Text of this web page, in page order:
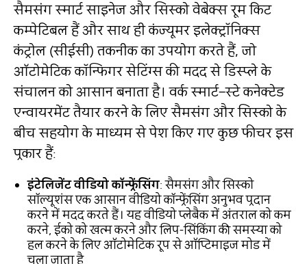
सैमसंग स्मार्ट साइनेज और सिस्को वेबेक्स रूम किट
कम्पेटिबल हैं और साथ ही कंज्यूमर इलेक्ट्रॉनिक्स
कंट्रोल (सीईसी) तकनीक का उपयोग करते हैं, जो
ऑटोमेटिक कॉन्फिगर सेटिंग्स की मदद से डिस्प्ले के
संचालन को आसान बनाता है। वर्क स्मार्ट–स्टे कनेक्टेड
एन्वायरमेंट तैयार करने के लिए सैमसंग और सिस्को के
बीच सहयोग के माध्यम से पेश किए गए कुछ फीचर इस
प्रकार हैं:
इंटेलिजेंट वीडियो कॉन्फ्रेंसिंग: सैमसंग और सिस्को
सॉल्यूशंस एक आसान वीडियो कॉन्फ्रेंसिंग अनुभव प्रदान
करने में मदद करते हैं। यह वीडियो प्लेबैक में अंतराल को कम
करने, ईको को खत्म करने और लिप-सिंकिंग की समस्या को
हल करने के लिए ऑटोमेटिक रूप से ऑप्टिमाइज मोड में
चला जाता है